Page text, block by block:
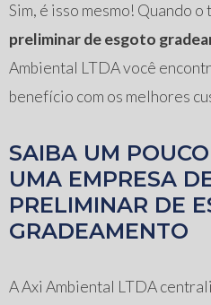
Sim, é isso mesmo! Quando o
preliminar de esgoto
Ambiental LTDA você
benefício com os melhores
SAIBA UM
UMA EMPRESA
PRELIMINAR DE
GRADEAMENTO
A Axi Ambiental LTDA